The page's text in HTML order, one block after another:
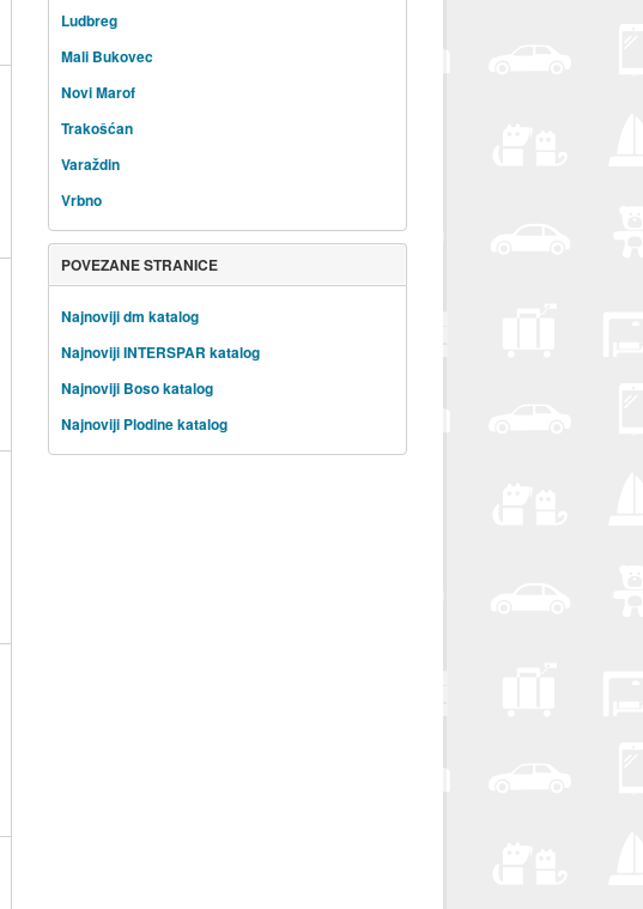
Ludbreg
Mali Bukovec
Novi Marof
Trakošćan
Varaždin
Vrbno
POVEZANE STRANICE
Najnoviji dm katalog
Najnoviji INTERSPAR katalog
Najnoviji Boso katalog
Najnoviji Plodine katalog